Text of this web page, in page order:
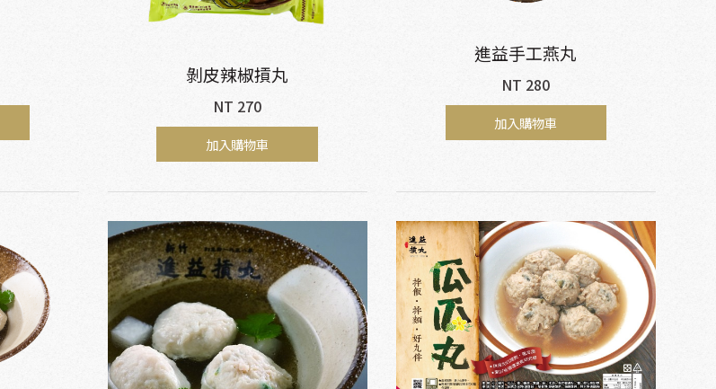
剝皮辣椒摃丸
NT 270
加入購物車
進益手工燕丸
NT 280
加入購物車